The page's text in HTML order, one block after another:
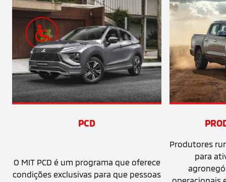
PCD
O MIT PCD é um programa que oferece
condições exclusivas para que pessoas
Produtores
para